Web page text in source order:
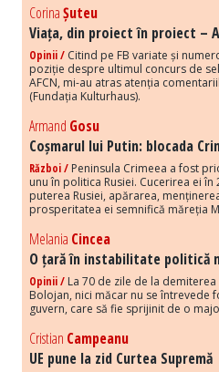
CorinaȘuteu
Viața, din proiect în proiect –
Opinii / Citind pe FB variate și
poziție despre ultimul concurs de
AFCN, mi-au atras atenția
(Fundația Kulturhaus).
Armand Gosu
Coșmarul lui Putin: blocada
Război / Peninsula Crimeea a fost
unu în politica Rusiei. Cucerirea ei
puterea Rusiei, apărarea,
prosperitatea ei semnifică măreția
Melania Cincea
O țară în instabilitate politică
Opinii / La 70 de zile de la
Bolojan, nici măcar nu se întrevede
guvern, care să fie sprijinit de o
Cristian Campeanu
UE pune la zid Curtea Supremă